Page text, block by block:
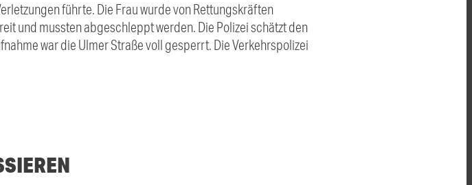
führte. Die Frau wurde von Rettungskräften
und mussten abgeschleppt werden. Die Polizei schätzt den
war die Ulmer Straße voll gesperrt. Die Verkehrspolizei